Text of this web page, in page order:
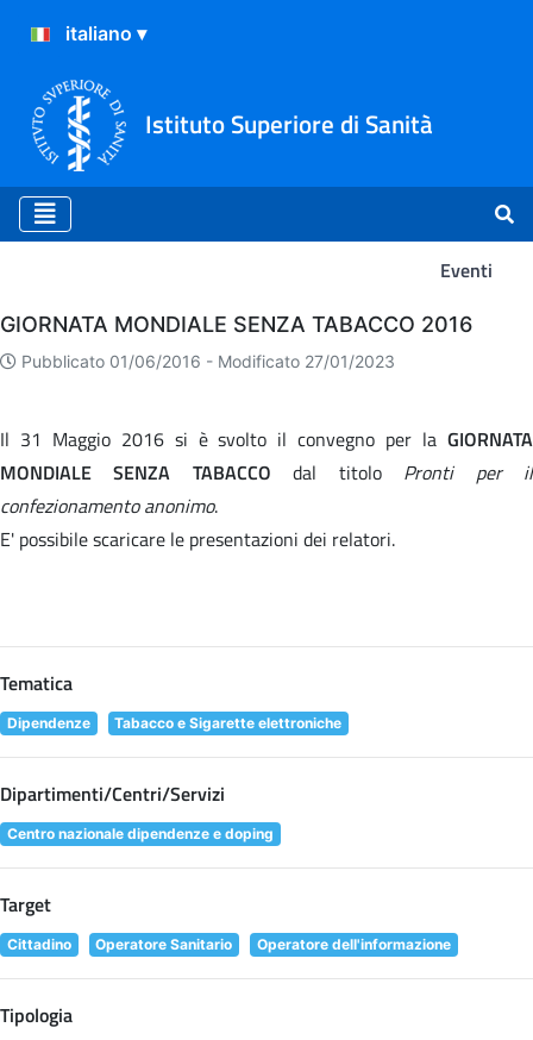
Istituto Superiore di Sanità
Eventi
Eventi
GIORNATA MONDIALE SENZA TABACCO 2016
Pubblicato 01/06/2016 - Modificato 27/01/2023
Il 31 Maggio 2016 si è svolto il convegno per la GIORNATA
MONDIALE SENZA TABACCOdal titolo Pronti per il
confezionamento anonimo.
E' possibile scaricare le presentazioni dei relatori.
Tematica
Dipendenze Tabacco e Sigarette elettroniche
Dipartimenti/Centri/Servizi
Centro nazionale dipendenze e doping
Target
Cittadino Operatore Sanitario Operatore dell'informazione
Tipologia